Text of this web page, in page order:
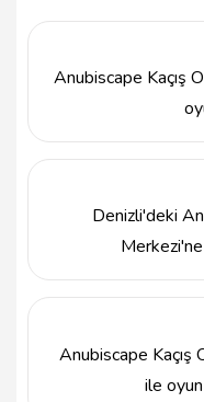
Anubiscape Kaçış
heyecan dolu bir
becerilerini test
Denizli'deki
araç veya toplu
Anubiscape Kaçış
ile